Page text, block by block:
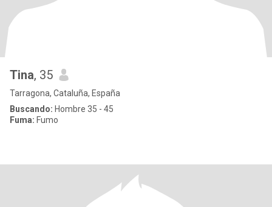
Tina, 35
Tarragona, Cataluña, España
Buscando: Hombre 35 - 45
Fuma: Fumo